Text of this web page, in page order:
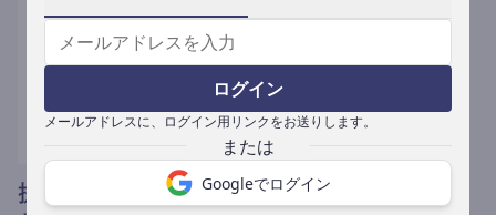
ログイン
メールアドレスに、ログイン用リンクをお送りします。
Googleでログイン
提携媒体による記事買い取りで